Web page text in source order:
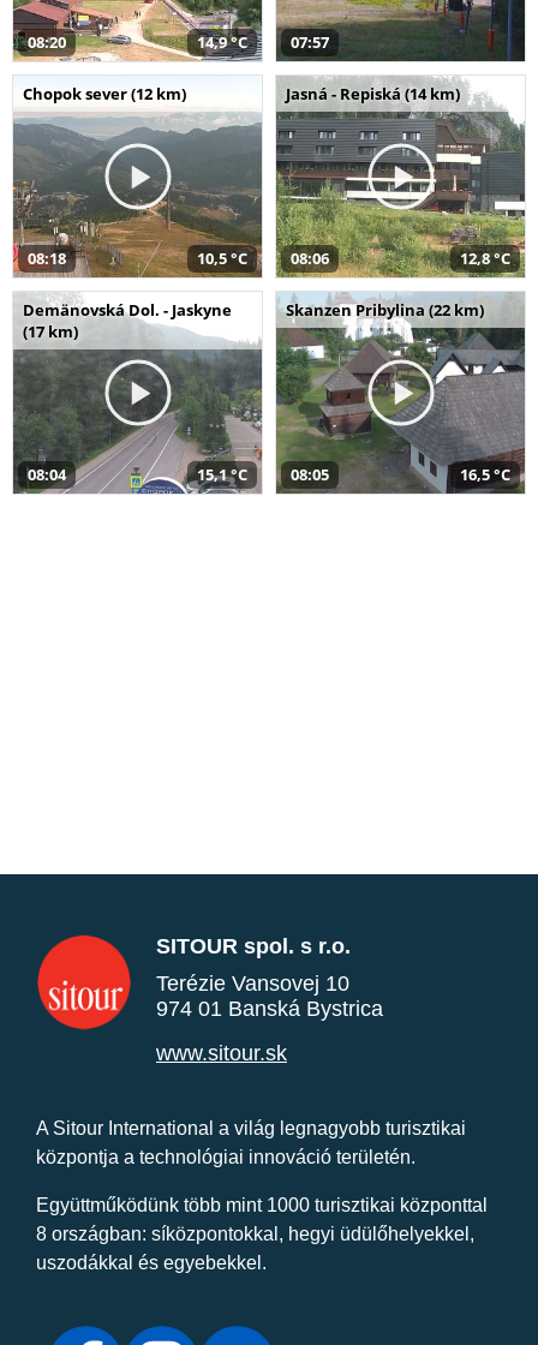
08:20 14,9 °C 07:57
Chopok sever (12 km)
08:18 10,5 °C
Jasná - Repiská (14 km)
08:06 12,8 °C
Demänovská Dol. - Jaskyne
(17 km)
08:04 15,1 °C
Skanzen Pribylina (22 km)
08:05 16,5 °C
SITOUR spol. s r.o.
Terézie Vansovej 10
974 01 Banská Bystrica
www.sitour.sk
A Sitour International a világ legnagyobb turisztikai
központja a technológiai innováció területén.
Együttműködünk több mint 1000 turisztikai központtal
8 országban: síközpontokkal, hegyi üdülőhelyekkel,
uszodákkal és egyebekkel.